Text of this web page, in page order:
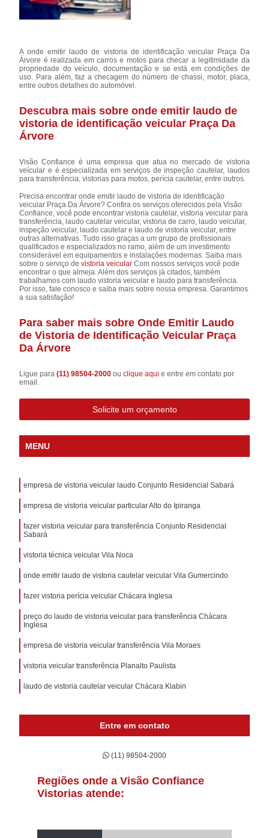
A onde emitir laudo de vistoria de identificação veicular Praça Da
Árvore é realizada em carros e motos para checar a legitimidade da
propriedade do veículo, documentação e se está em condições de
uso. Para além, faz a checagem do número de chassi, motor, placa,
entre outros detalhes do automóvel.
Descubra mais sobre onde emitir laudo de
vistoria de identificação veicular Praça Da
Árvore
Visão Confiance é uma empresa que atua no mercado de vistoria
veícular e é especializada em serviços de inspeção cautelar, laudos
para transferência, vistorias para motos, perícia cautelar, entre outros.
Precisa encontrar onde emitir laudo de vistoria de identificação
veicular Praça Da Árvore? Confira os serviços oferecidos pela Visão
Confiance, você pode encontrar vistoria cautelar, vistoria veicular para
transferência, laudo cautelar veicular, vistoria de carro, laudo veicular,
inspeção veicular, laudo cautelar e laudo de vistoria veicular, entre
outras alternativas. Tudo isso graças a um grupo de profissionais
qualificados e especializados no ramo, além de um investimento
considerável em equipamentos e instalações modernas. Saiba mais
sobre o serviço devistoria veicular Com nossos serviços você pode
encontrar o que almeja. Além dos serviços já citados, também
trabalhamos com laudo vistoria veicular e laudo para transferência.
Por isso, fale conosco e saiba mais sobre nossa empresa. Garantimos
a sua satisfação!
Para saber mais sobre Onde Emitir Laudo
de Vistoria de Identificação Veicular Praça
Da Árvore
Ligue para(11) 98504-2000ouclique aqui e entre em contato por
email.
Solicite um orçamento
MENU
empresa de vistoria veicular laudo Conjunto Residencial Sabará
empresa de vistoria veicular particular Alto do Ipiranga
fazer vistoria veicular para transferência Conjunto Residencial
Sabará
vistoria técnica veicular Vila Noca
onde emitir laudo de vistoria cautelar veicular Vila Gumercindo
fazer vistoria perícia veicular Chácara Inglesa
preço do laudo de vistoria veicular para transferência Chácara
Inglesa
empresa de vistoria veicular transferência Vila Moraes
vistoria veicular transferência Planalto Paulista
laudo de vistoria cautelar veicular Chácara Klabin
Entre em contato
(11) 98504-2000
Regiões onde a Visão Confiance
Vistorias atende: